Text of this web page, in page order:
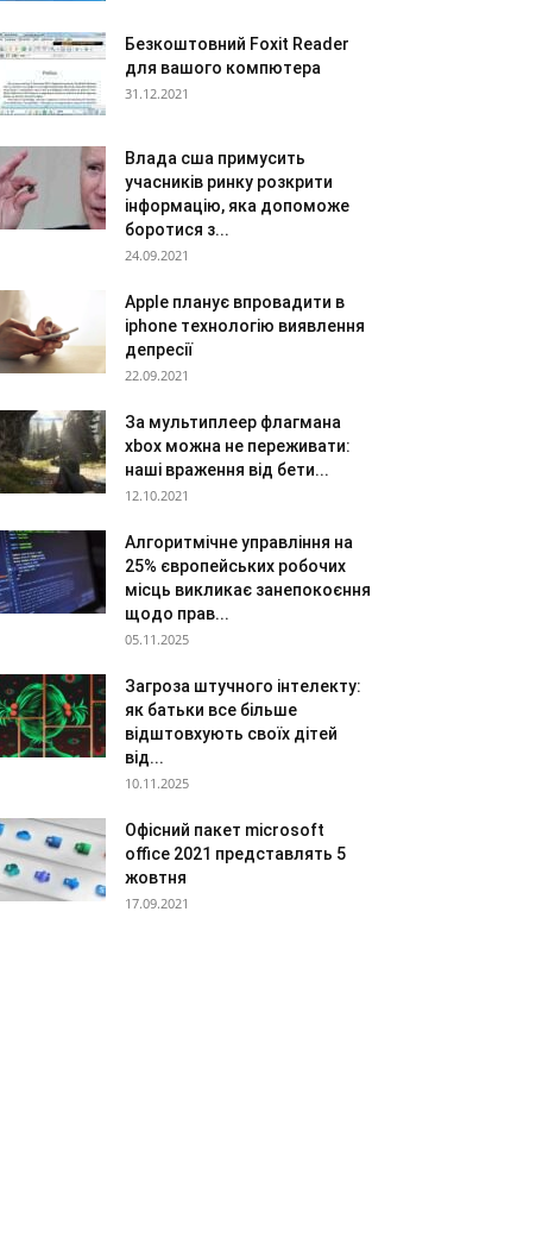
Безкоштовний Foxit Reader
для вашого компютера
31.12.2021
Влада сша примусить
учасників ринку розкрити
інформацію, яка допоможе
боротися з...
24.09.2021
Apple планує впровадити в
iphone технологію виявлення
депресії
22.09.2021
За мультиплеер флагмана
xbox можна не переживати:
наші враження від бети...
12.10.2021
Алгоритмічне управління на
25% європейських робочих
місць викликає занепокоєння
щодо прав...
05.11.2025
Загроза штучного інтелекту:
як батьки все більше
відштовхують своїх дітей
від...
10.11.2025
Офісний пакет microsoft
office 2021 представлять 5
жовтня
17.09.2021